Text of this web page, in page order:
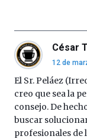
César
12 de
El Sr. Peláez
creo que sea la
consejo. De
buscar
profesionales de